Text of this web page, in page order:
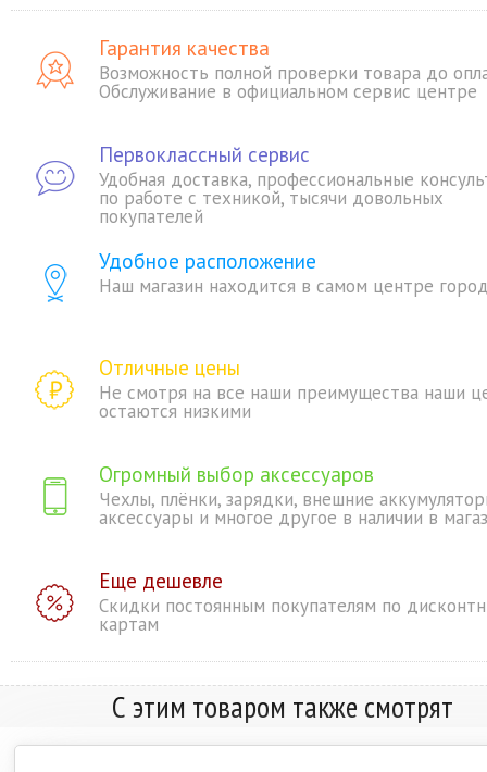
Гарантия качества
Возможность полной проверки товара до
Обслуживание в официальном сервис центре
Первоклассный сервис
Удобная доставка, профессиональные
по работе с техникой, тысячи довольных
покупателей
Удобное расположение
Наш магазин находится в самом центре
Отличные цены
Не смотря на все наши преимущества наши
остаются низкими
Огромный выбор аксессуаров
Чехлы, плёнки, зарядки, внешние
аксессуары и многое другое в наличии в
Еще дешевле
Скидки постоянным покупателям по
картам
С этим товаром также смотрят